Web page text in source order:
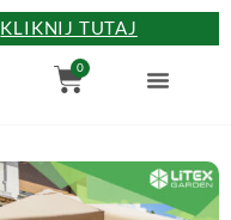
KLIKNIJ TUTAJ
0
Wózek